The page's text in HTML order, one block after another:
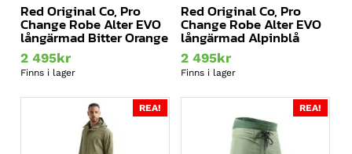
Red Original Co, Pro
Change Robe Alter EVO
långärmad Bitter Orange
2 495kr
Finns i lager
Red Original Co, Pro
Change Robe Alter EVO
långärmad Alpinblå
2 495kr
Finns i lager
REA! REA!